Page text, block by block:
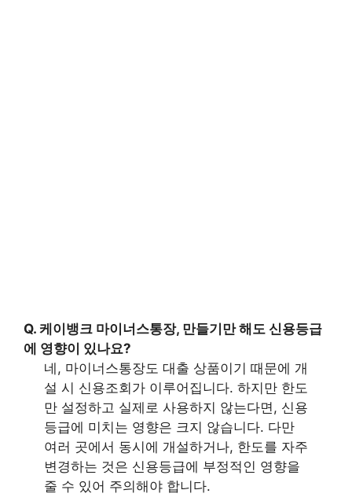
Q. 케이뱅크 마이너스통장, 만들기만 해도 신용등급
에 영향이 있나요?
네, 마이너스통장도 대출 상품이기 때문에 개
설 시 신용조회가 이루어집니다. 하지만 한도
만 설정하고 실제로 사용하지 않는다면, 신용
등급에 미치는 영향은 크지 않습니다. 다만
여러 곳에서 동시에 개설하거나, 한도를 자주
변경하는 것은 신용등급에 부정적인 영향을
줄 수 있어 주의해야 합니다.